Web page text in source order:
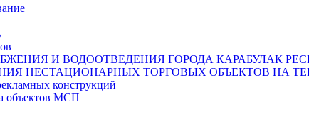
И ВОДООТВЕДЕНИЯ ГОРОДА КАРАБУЛАК
НЕСТАЦИОНАРНЫХ ТОРГОВЫХ ОБЪЕКТОВ НА
конструкций
объектов МСП